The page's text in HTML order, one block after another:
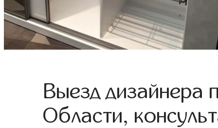
Выезд дизайнера
Области,